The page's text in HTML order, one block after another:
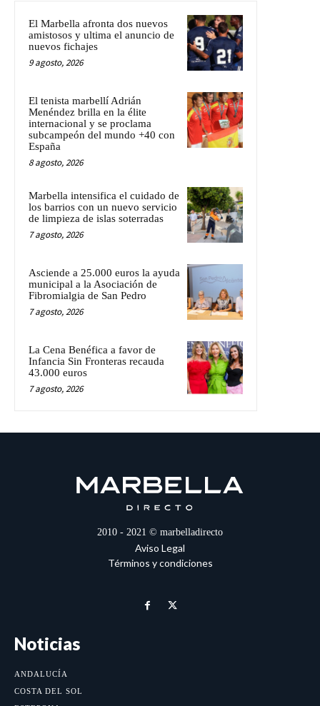
El Marbella afronta dos nuevos
amistosos y ultima el anuncio de
nuevos fichajes
9 agosto, 2026
El tenista marbellí Adrián
Menéndez brilla en la élite
internacional y se proclama
subcampeón del mundo +40 con
España
8 agosto, 2026
Marbella intensifica el cuidado de
los barrios con un nuevo servicio
de limpieza de islas soterradas
7 agosto, 2026
Asciende a 25.000 euros la ayuda
municipal a la Asociación de
Fibromialgia de San Pedro
7 agosto, 2026
La Cena Benéfica a favor de
Infancia Sin Fronteras recauda
43.000 euros
7 agosto, 2026
2010 - 2021 © marbelladirecto
Aviso Legal
Términos y condiciones
Noticias
ANDALUCÍA
COSTA DEL SOL